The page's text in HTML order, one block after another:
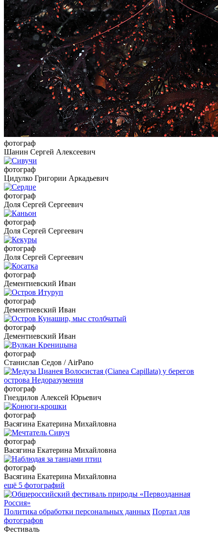
фотограф
Шанин Сергей Алексеевич
фотограф
Цидулко Григории Аркадьевич
фотограф
Доля Сергей Сергеевич
фотограф
Доля Сергей Сергеевич
фотограф
Доля Сергей Сергеевич
фотограф
Дементиевский Иван
фотограф
Дементиевский Иван
фотограф
Дементиевский Иван
фотограф
Станислав Седов / AirPano
фотограф
Гнездилов Алексей Юрьевич
фотограф
Васягина Екатерина Михайловна
фотограф
Васягина Екатерина Михайловна
фотограф
Васягина Екатерина Михайловна
ещё 5 фотографий
Политика обработки персональных данных Портал для
фотографов
Фестиваль